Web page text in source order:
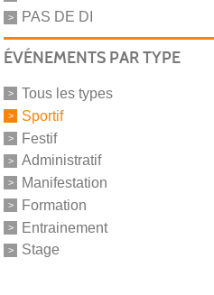
PAS DE DI
ÉVÉNEMENTS PAR TYPE
Tous les types
Sportif
Festif
Administratif
Manifestation
Formation
Entrainement
Stage